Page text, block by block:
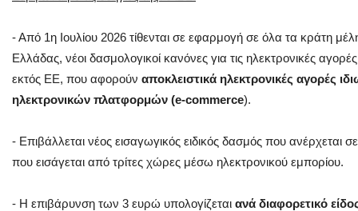
- Από 1η Ιουλίου 2026 τίθενται σε εφαρμογή σε όλα τα κράτη
Ελλάδας, νέοι δασμολογικοί κανόνες για τις ηλεκτρονικές
εκτός ΕΕ, που αφορούν αποκλειστικά ηλεκτρονικές αγορές
ηλεκτρονικών πλατφορμών (e-commerce).
- Επιβάλλεται νέος εισαγωγικός ειδικός δασμός που ανέρχεται σε
που εισάγεται από τρίτες χώρες μέσω ηλεκτρονικού εμπορίου.
- Η επιβάρυνση των 3 ευρώ υπολογίζεται ανά διαφορετικό